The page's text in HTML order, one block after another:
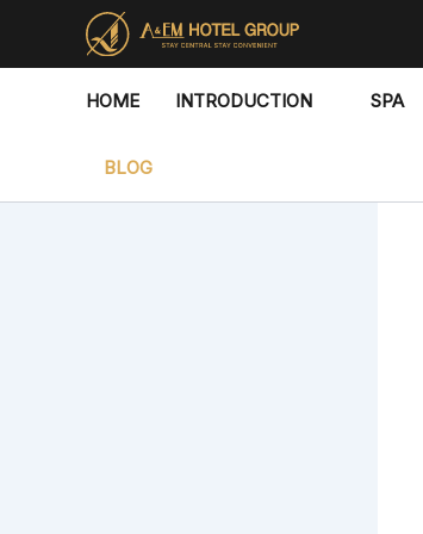
content
HOME INTRODUCTION SPA
BLOG